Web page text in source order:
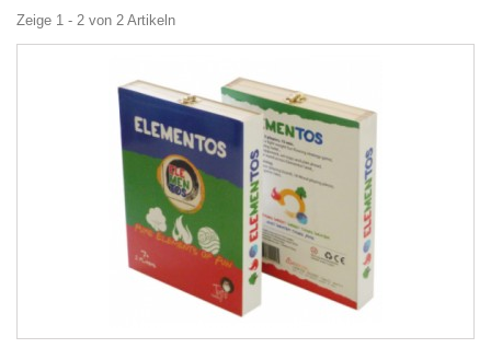
Zeige 1 - 2 von 2 Artikeln